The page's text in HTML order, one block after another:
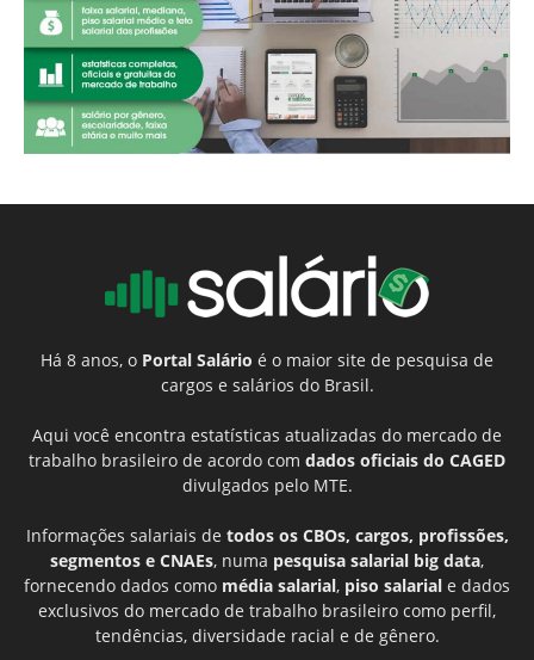
Há 8 anos, o Portal Salário é o maior site de pesquisa de
cargos e salários do Brasil.
Aqui você encontra estatísticas atualizadas do mercado de
trabalho brasileiro de acordo com dados oficiais do CAGED
divulgados pelo MTE.
Informações salariais de todos os CBOs, cargos, profissões,
segmentos e CNAEs, numa pesquisa salarial big data,
fornecendo dados como média salarial, piso salarial e dados
exclusivos do mercado de trabalho brasileiro como perfil,
tendências, diversidade racial e de gênero.